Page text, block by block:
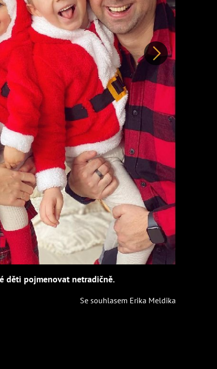
Další
děti pojmenovat netradičně.
Se souhlasem Erika Meldika